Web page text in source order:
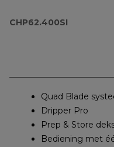
CHP62.400SI
Quad Blade
Dripper Pro
Prep & Store
Bediening met